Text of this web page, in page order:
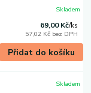
69,00 Kč/ks
57,02 Kč bez DPH
Skladem
Přidat do košíku
Skladem